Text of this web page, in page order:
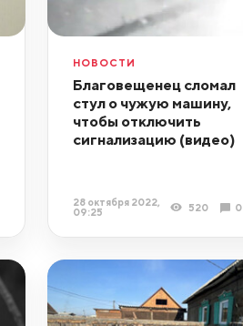
НОВОСТИ
Благовещенец сломал
стул о чужую машину,
чтобы отключить
сигнализацию (видео)
28 октября 2022,
09:25
520 0